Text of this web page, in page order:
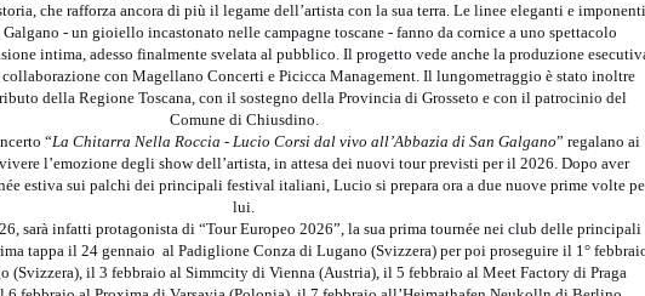
che rafforza ancora di più il legame dell’artista con la sua terra. Le linee eleganti e imponenti
- un gioiello incastonato nelle campagne toscane - fanno da cornice a uno spettacolo
intima, adesso finalmente svelata al pubblico. Il progetto vede anche la produzione
con Magellano Concerti e Picicca Management. Il lungometraggio è stato inoltre
della Regione Toscana, con il sostegno della Provincia di Grosseto e con il patrocinio del
Comune di Chiusdino.
“La Chitarra Nella Roccia - Lucio Corsi dal vivo all’Abbazia di San Galgano” regalano ai
l’emozione degli show dell’artista, in attesa dei nuovi tour previsti per il 2026. Dopo aver
estiva sui palchi dei principali festival italiani, Lucio si prepara ora a due nuove prime volte
lui.
sarà infatti protagonista di “Tour Europeo 2026”, la sua prima tournée nei club delle principali
tappa il 24 gennaio al Padiglione Conza di Lugano (Svizzera) per poi proseguire il 1°
(Svizzera), il 3 febbraio al Simmcity di Vienna (Austria), il 5 febbraio al Meet Factory di Praga